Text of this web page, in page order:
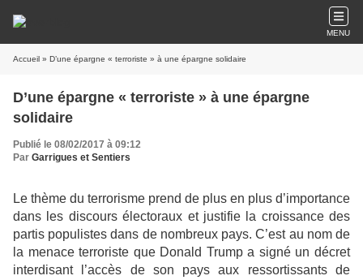
MENU
Accueil » D’une épargne « terroriste » à une épargne solidaire
D’une épargne « terroriste » à une épargne
solidaire
Publié le 08/02/2017 à 09:12
Par Garrigues et Sentiers
Le thème du terrorisme prend de plus en plus d’importance
dans les discours électoraux et justifie la croissance des
partis populistes dans de nombreux pays. C’est au nom de
la menace terroriste que Donald Trump a signé un décret
interdisant l’accès de son pays aux ressortissants de